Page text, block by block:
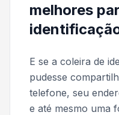
melhores
E se a coleira de
pudesse
telefone, seu
e até mesmo uma